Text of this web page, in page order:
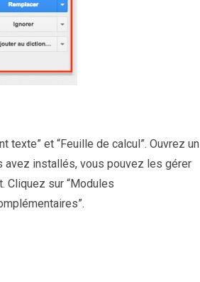
texte” et “Feuille de calcul”. Ouvrez un
avez installés, vous pouvez les gérer
Cliquez sur “Modules